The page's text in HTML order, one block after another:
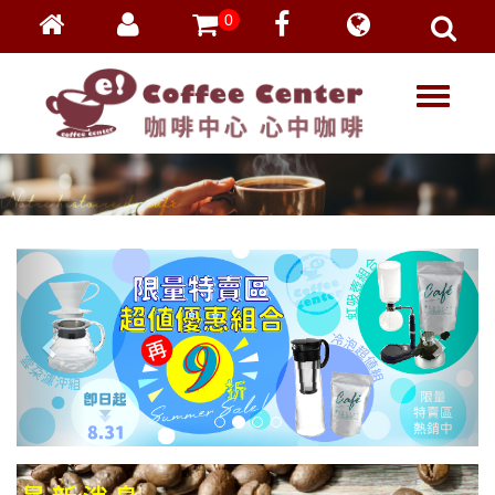
會員登入
忘記密碼
加入會員
VIP登入
VIP申請
0
T
l
e
a
v
i
g
a
t
i
o
n